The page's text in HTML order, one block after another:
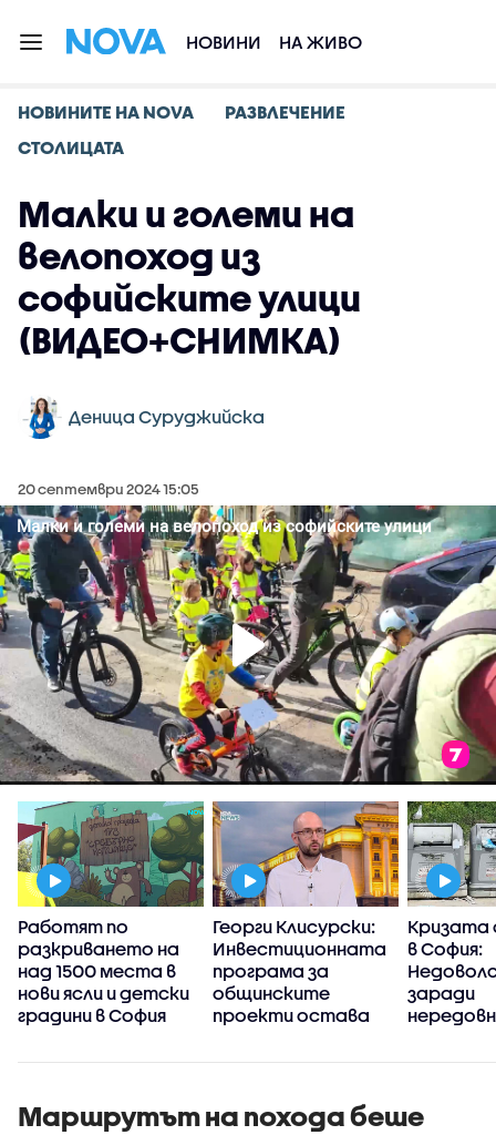
НОВИНИ НА ЖИВО
НОВИНИТЕ НА NOVA
РАЗВЛЕЧЕНИЕ
СТОЛИЦАТА
Малки и големи на
велопоход из
софийските улици
(ВИДЕО+СНИМКА)
Деница Суруджийска
20 септември 2024 15:05
Работят по
разкриването на
над 1500 места в
нови ясли и детски
градини в София
Георги Клисурски:
Инвестиционната
програма за
общинските
проекти остава
Кризата
в София:
заради
зона 3
Маршрутът на похода беше